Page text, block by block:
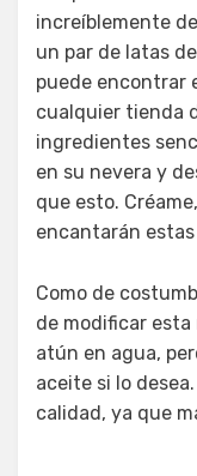
increíblemente
un par de latas
puede encontrar
cualquier tienda
ingredientes
en su nevera y
que esto.
encantarán
Como de
de modificar
atún en agua,
aceite si lo
calidad, ya que